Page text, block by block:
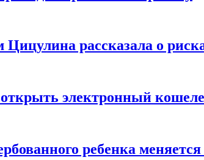
Цицулина рассказала о
электронный
ребенка меняется